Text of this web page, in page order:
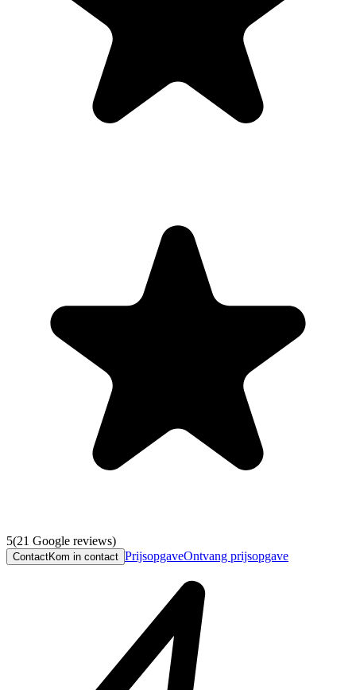
5(21 Google reviews)
ContactKom in contact PrijsopgaveOntvang prijsopgave